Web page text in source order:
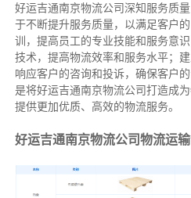
好运吉通南京物流公司深知服务质
于不断提升服务质量，以满足客户
训，提高员工的专业技能和服务意
技术，提高物流效率和服务水平；
响应客户的咨询和投诉，确保客户
是将好运吉通南京物流公司打造成
提供更加优质、高效的物流服务。
好运吉通南京物流公司物流运